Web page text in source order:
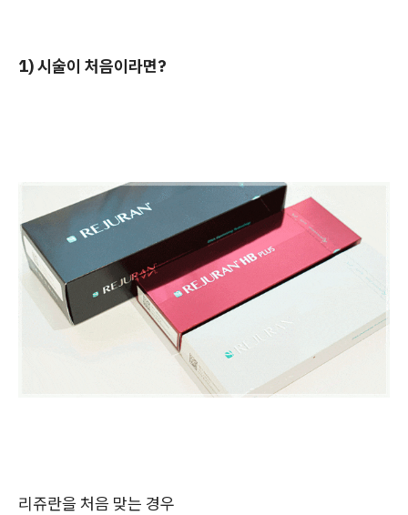
1) 시술이 처음이라면?
리쥬란을 처음 맞는 경우